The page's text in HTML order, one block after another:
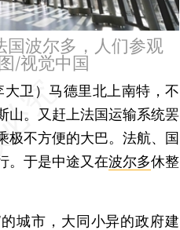
国波尔多，人们参观
/视觉中国
大卫）马德里北上南特，不
山。又赶上法国运输系统罢
极不方便的大巴。法航、国
。于是中途又在波尔多休整
城市，大同小异的政府建